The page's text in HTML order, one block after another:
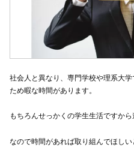
社会人と異なり、専門学校や理系大
ため暇な時間があります。
もちろんせっかくの学生生活ですから
なので時間があれば取り組んでほしい